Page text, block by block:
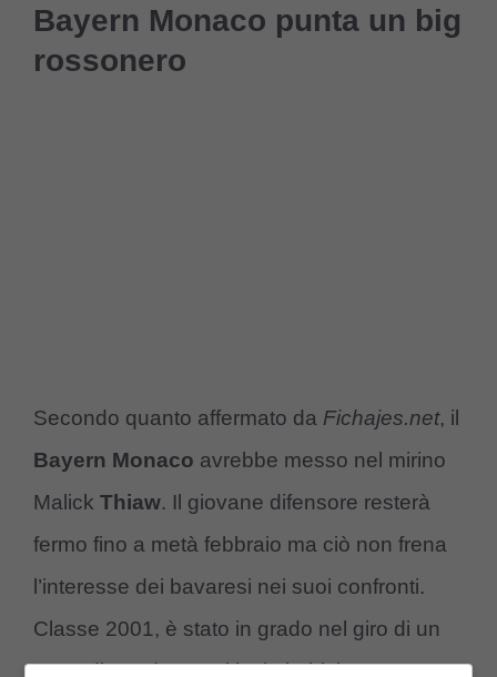
Bayern Monaco punta un big
rossonero
Secondo quanto affermato da Fichajes.net, il
Bayern Monaco avrebbe messo nel mirino
Malick Thiaw. Il giovane difensore resterà
fermo fino a metà febbraio ma ciò non frena
l’interesse dei bavaresi nei suoi confronti.
Classe 2001, è stato in grado nel giro di un
anno di guadagnarsi la titolarità in rossonero